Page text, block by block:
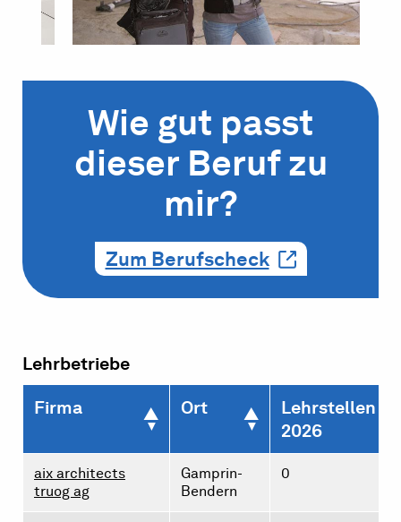
Wie gut passt
dieser Beruf zu
mir?
Zum Berufscheck
Lehrbetriebe
Firma Ort
Lehrstellen
2026
aix architects
truog ag
Gamprin-
Bendern
0